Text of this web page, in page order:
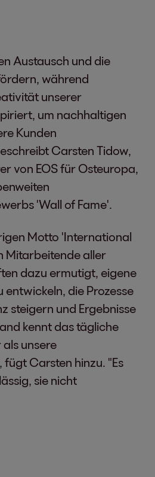
Austausch und die
während
unserer
um nachhaltigen
Kunden
Carsten Tidow,
von EOS für Osteuropa,
'Wall of Fame'.
Motto 'International
Mitarbeitende aller
dazu ermutigt, eigene
entwickeln, die Prozesse
steigern und Ergebnisse
kennt das tägliche
unsere
Carsten hinzu. "Es
sie nicht